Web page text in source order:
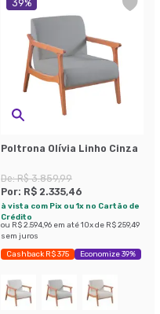
39%
Poltrona Olívia Linho Cinza
De:R$ 3.859,99
Por: R$ 2.335,46
à vista com Pix ou 1x no Cartão de
Crédito
ou R$ 2.594,96 em até10x de R$ 259,49
sem juros
Cashback R$ 375 Economize 39%